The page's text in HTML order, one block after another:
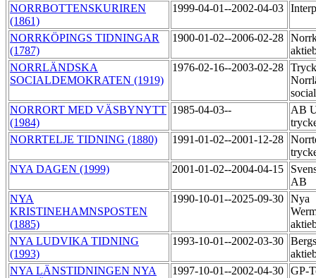
NORRBOTTENSKURIREN
(1861)
1999-04-01--2002-04-03
NORRKÖPINGS TIDNINGAR
(1787)
1900-01-02--2006-02-28
NORRLÄNDSKA
SOCIALDEMOKRATEN (1919)
1976-02-16--2003-02-28
NORRORT MED VÄSBYNYTT
(1984)
1985-04-03--
AB
NORRTELJE TIDNING (1880)
1991-01-02--2001-12-28
NYA DAGEN (1999)
2001-01-02--2004-04-15
AB
NYA
KRISTINEHAMNSPOSTEN
(1885)
1990-10-01--2025-09-30 Nya
NYA LUDVIKA TIDNING
(1993)
1993-10-01--2002-03-30
NYA LÄNSTIDNINGEN NYA
1997-10-01--2002-04-30 GP-